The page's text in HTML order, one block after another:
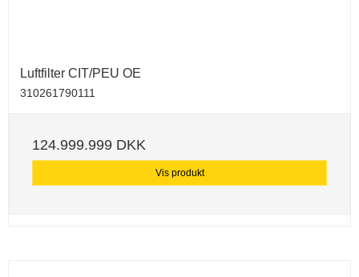
Luftfilter CIT/PEU OE
310261790111
124.999.999 DKK
Vis produkt